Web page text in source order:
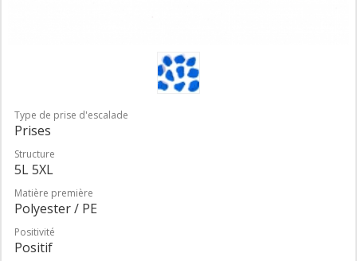
Type de prise d'escalade
Prises
Structure
5L 5XL
Matière première
Polyester / PE
Positivité
Positif